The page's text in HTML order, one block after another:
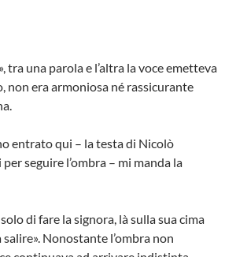
tra una parola e l’altra la voce emetteva
non era armoniosa né rassicurante
entrato qui – la testa di Nicolò
seguire l’ombra – mi manda la
di fare la signora, là sulla sua cima
Nonostante l’ombra non